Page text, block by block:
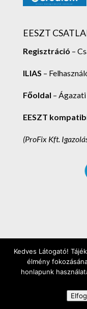
EESZT
Regisztráció –
ILIAS –
Főoldal –
EESZT
(ProFix Kft.
ProFix Kft.
445-2533 - E-
Kedves Látogató!
élmény
honlapunk